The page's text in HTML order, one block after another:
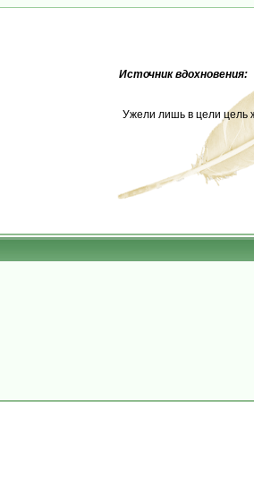
Источник вдохновения:
Ужели лишь в цели цель